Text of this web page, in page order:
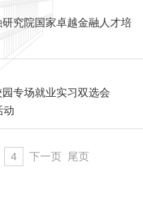
究院国家卓越金融人才培
专场就业实习双选会
动
4 下一页 尾页